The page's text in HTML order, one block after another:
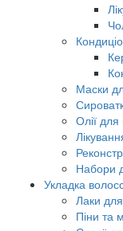
Маски
Олії
Набори
Укладка
Лаки
Піни та